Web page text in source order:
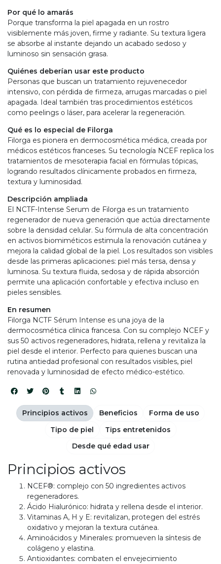
Por qué lo amarás
Porque transforma la piel apagada en un rostro
visiblemente más joven, firme y radiante. Su textura ligera
se absorbe al instante dejando un acabado sedoso y
luminoso sin sensación grasa.
Quiénes deberían usar este producto
Personas que buscan un tratamiento rejuvenecedor
intensivo, con pérdida de firmeza, arrugas marcadas o piel
apagada. Ideal también tras procedimientos estéticos
como peelings o láser, para acelerar la regeneración.
Qué es lo especial de Filorga
Filorga es pionera en dermocosmética médica, creada por
médicos estéticos franceses. Su tecnología NCEF replica los
tratamientos de mesoterapia facial en fórmulas tópicas,
logrando resultados clínicamente probados en firmeza,
textura y luminosidad.
Descripción ampliada
El NCTF-Intense Serum de Filorga es un tratamiento
regenerador de nueva generación que actúa directamente
sobre la densidad celular. Su fórmula de alta concentración
en activos biomiméticos estimula la renovación cutánea y
mejora la calidad global de la piel. Los resultados son visibles
desde las primeras aplicaciones: piel más tersa, densa y
luminosa. Su textura fluida, sedosa y de rápida absorción
permite una aplicación confortable y efectiva incluso en
pieles sensibles.
En resumen
Filorga NCTF Sérum Intense es una joya de la
dermocosmética clínica francesa. Con su complejo NCEF y
sus 50 activos regeneradores, hidrata, rellena y revitaliza la
piel desde el interior. Perfecto para quienes buscan una
rutina antiedad profesional con resultados visibles, piel
renovada y luminosidad de efecto médico-estético.
Principios activos
NCEF®: complejo con 50 ingredientes activos
regeneradores.
Ácido Hialurónico: hidrata y rellena desde el interior.
Vitaminas A, H y E: revitalizan, protegen del estrés
oxidativo y mejoran la textura cutánea.
Aminoácidos y Minerales: promueven la síntesis de
colágeno y elastina.
Antioxidantes: combaten el envejecimiento
Principios activos Beneficios
Forma de uso
Tipo de piel
Tips entretenidos
Desde qué edad usar